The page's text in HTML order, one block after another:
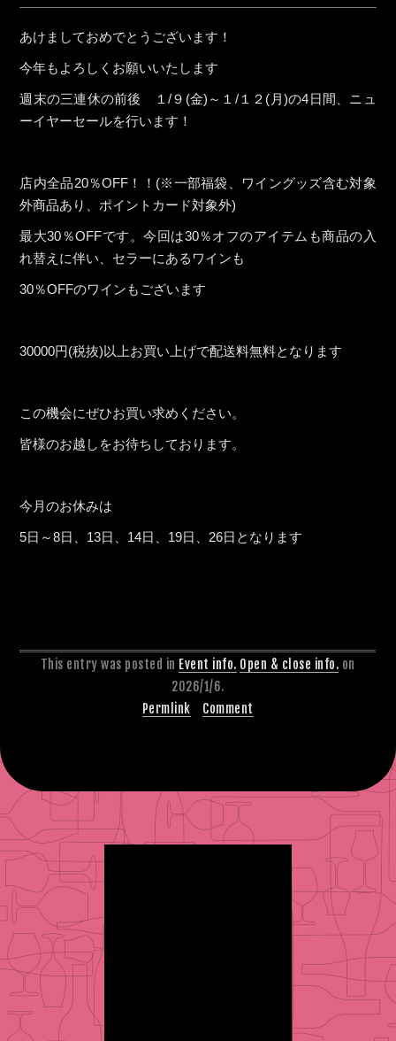
あけましておめでとうございます！
今年もよろしくお願いいたします
週末の三連休の前後 １/９(金)～１/１２(月)の4日間、ニュ
ーイヤーセールを行います！
店内全品20％OFF！！(※一部福袋、ワイングッズ含む対象
外商品あり、ポイントカード対象外)
最大30％OFFです。今回は30％オフのアイテムも商品の入
れ替えに伴い、セラーにあるワインも
30％OFFのワインもございます
30000円(税抜)以上お買い上げで配送料無料となります
この機会にぜひお買い求めください。
皆様のお越しをお待ちしております。
今月のお休みは
5日～8日、13日、14日、19日、26日となります
This entry was posted in Event info. Open & close info. on
2026/1/6.
Permlink
Comment